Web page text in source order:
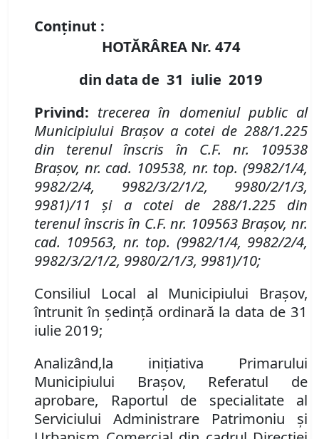
Conținut :
HOTĂRÂREA Nr. 474
din data de 31 iulie 2019
Privind: trecerea în domeniul public al
Municipiului Braşov a cotei de 288/1.225
din terenul înscris în C.F. nr. 109538
Brașov, nr. cad. 109538, nr. top. (9982/1/4,
9982/2/4, 9982/3/2/1/2, 9980/2/1/3,
9981)/11 și a cotei de 288/1.225 din
terenulînscris în C.F. nr. 109563 Brașov,nr.
cad. 109563, nr. top. (9982/1/4, 9982/2/4,
9982/3/2/1/2, 9980/2/1/3, 9981)/10;
Consiliul Local al Municipiului Brașov,
întrunit în ședință ordinară la data de 31
iulie 2019;
Analizând,la inițiativa Primarului
Municipiului Brașov, Referatul de
aprobare, Raportul de specialitate al
Serviciului Administrare Patrimoniu şi